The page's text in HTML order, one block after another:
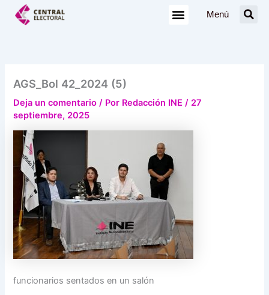
Menú
AGS_Bol 42_2024 (5)
Deja un comentario / Por Redacción INE/ 27
septiembre, 2025
funcionarios sentados en un salón